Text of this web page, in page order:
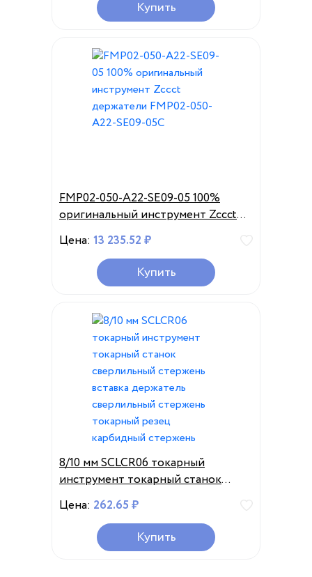
Купить
FMP02-050-A22-SE09-05 100%
оригинальный инструмент Zccct
держатели FMP02-050-A22-SE09-
05C
Цена: 13 235.52 ₽
Купить
8/10 мм SCLCR06 токарный
инструмент токарный станок
сверлильный стержень вставка
держатель сверлильный стержень
токарный резец карбидный
стержень
Цена: 262.65 ₽
Купить